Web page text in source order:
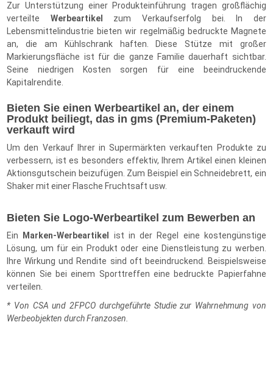
Zur Unterstützung einer Produkteinführung tragen großflächig
verteilte Werbeartikel zum Verkaufserfolg bei. In der
Lebensmittelindustrie bieten wir regelmäßig bedruckte Magnete
an, die am Kühlschrank haften. Diese Stütze mit großer
Markierungsfläche ist für die ganze Familie dauerhaft sichtbar.
Seine niedrigen Kosten sorgen für eine beeindruckende
Kapitalrendite.
Bieten Sie einen Werbeartikel an, der einem
Produkt beiliegt, das in gms (Premium-Paketen)
verkauft wird
Um den Verkauf Ihrer in Supermärkten verkauften Produkte zu
verbessern, ist es besonders effektiv, Ihrem Artikel einen kleinen
Aktionsgutschein beizufügen. Zum Beispiel ein Schneidebrett, ein
Shaker mit einer Flasche Fruchtsaft usw.
Bieten Sie Logo-Werbeartikel zum Bewerben an
Ein Marken-Werbeartikel
ist in der Regel eine kostengünstige
Lösung, um für ein Produkt oder eine Dienstleistung zu werben.
Ihre Wirkung und Rendite sind oft beeindruckend. Beispielsweise
können Sie bei einem Sporttreffen eine bedruckte Papierfahne
verteilen.
* Von CSA und 2FPCO durchgeführte Studie zur Wahrnehmung von
Werbeobjekten durch Franzosen.